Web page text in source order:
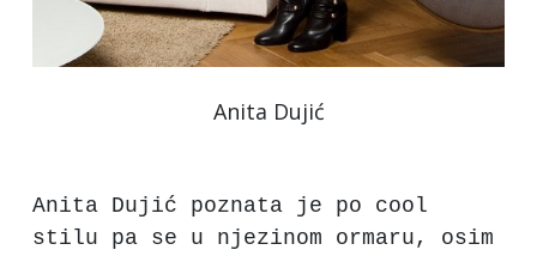
Anita Dujić
Anita Dujić poznata je po cool
stilu pa se u njezinom ormaru, osim